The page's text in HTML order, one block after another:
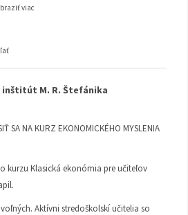
viac
M. R. Štefánika
SA NA KURZ EKONOMICKÉHO MYSLENIA
kurzu Klasická ekonómia pre učiteľov
Aktívni stredoškolskí učitelia so